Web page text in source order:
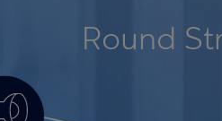
Round